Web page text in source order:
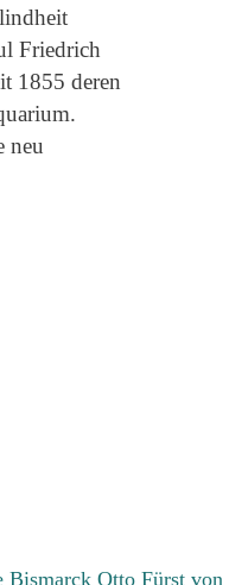
Friedrich
1855 deren
neu
Bismarck Otto Fürst von